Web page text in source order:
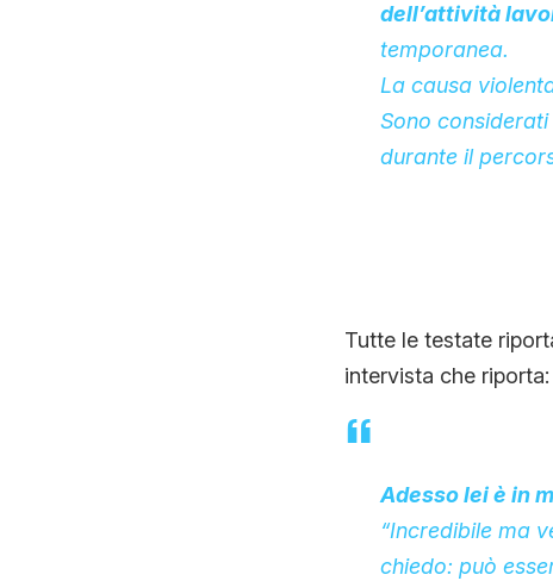
dell’attività
temporanea.
La causa
Sono
durante il
Tutte le testate
intervista che riporta:
Adesso lei è in
“Incredibile ma
chiedo: può